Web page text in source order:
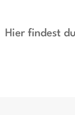
Hier findest